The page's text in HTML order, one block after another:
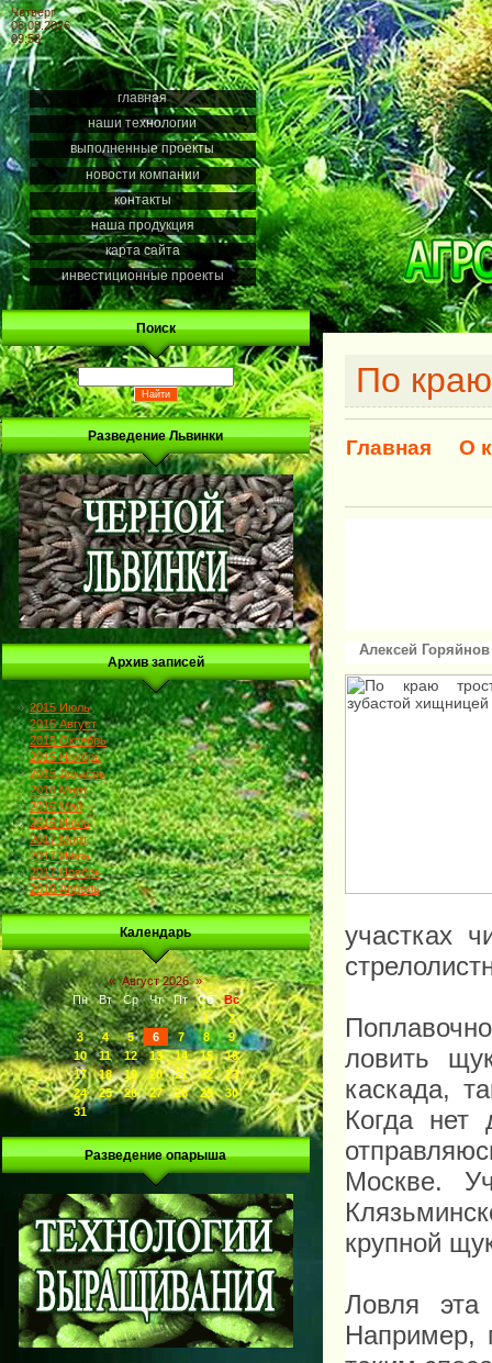
Четверг
06.08.2026
09:58
главная
наши технологии
выполненные проекты
новости компании
контакты
наша продукция
карта сайта
инвестиционные проекты
Поиск
Разведение Львинки
Архив записей
2015 Июль
2015 Август
2015 Октябрь
2015 Ноябрь
2015 Декабрь
2016 Март
2016 Май
2016 Июль
2017 Март
2017 Июль
2017 Ноябрь
2018 Апрель
Календарь
« Август 2026 »
Пн
Вт Ср Чт Пт Сб
Вс
1
2
3
4 5 6 7 8
9
10
11 12 13 14 15
16
17
18 19 20 21 22
23
24
25 26 27 28 29
30
31
Разведение опарыша
По
Главная О
Алексей Горяйнов
участках
ловить
каскада,
Когда нет
Москве.
крупной
Ловля эта
Например,